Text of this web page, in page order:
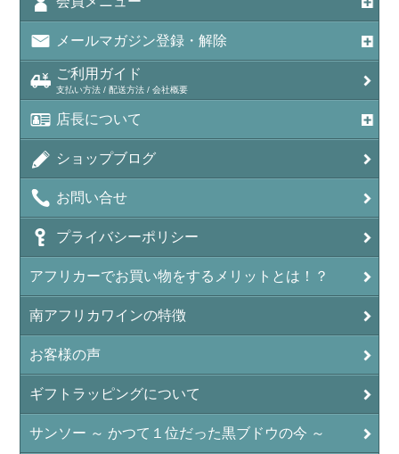
メールマガジン登録・解除
ご利用ガイド
支払い方法 / 配送方法 / 会社概要
店長について
ショップブログ
お問い合せ
プライバシーポリシー
アフリカーでお買い物をするメリットとは！？
南アフリカワインの特徴
お客様の声
ギフトラッピングについて
サンソー ～ かつて１位だった黒ブドウの今 ～